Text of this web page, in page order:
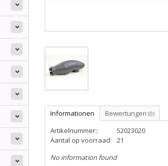
Informationen Bewertungen (0)
Artikelnummer::
52023020
Aantal op voorraad:
21
No information found